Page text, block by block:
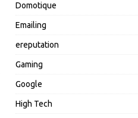
Domotique
Emailing
ereputation
Gaming
Google
High Tech